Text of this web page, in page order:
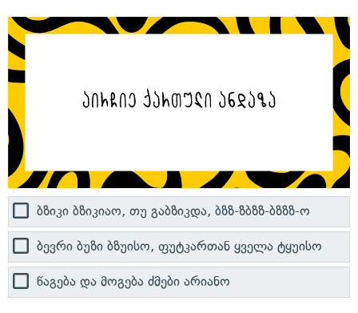
ბზიკი ბზიკიაო, თუ გაბზიკდა, ბზზ-ზბზზ-ბზზზ-ო
ბევრი ბუზი ბზუისო, ფუტკართან ყველა ტყუისო
წაგება და მოგება ძმები არიანო